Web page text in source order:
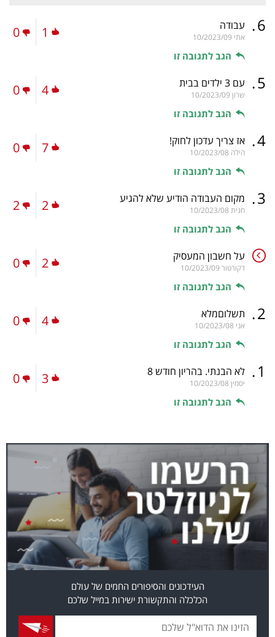
6
. עבודה
אתי 10/2023/09
הגב לתגובה זו
1
0
5
. עם 3 ילדים בבית
שרון 10/2023/09
הגב לתגובה זו
4
0
4
. אז צריך עדכון לחוק!
הילה 10/2023/08
הגב לתגובה זו
7
0
3
. מקום העבודה הודיע שלא להגיע
חגית 10/2023/08
הגב לתגובה זו
2
2
על חשבון המעסיק
דקורטור 10/2023/09
הגב לתגובה זו
2
0
2
. תשלוםמלא
אני 10/2023/08
הגב לתגובה זו
4
0
1
. לא הבנתי. בהריון חודש 8
יסמין 10/2023/08
הגב לתגובה זו
3
0
העידכונים והסיפורים החמים של עולם
הכלכלה והתקשורת ישירות במייל שלכם